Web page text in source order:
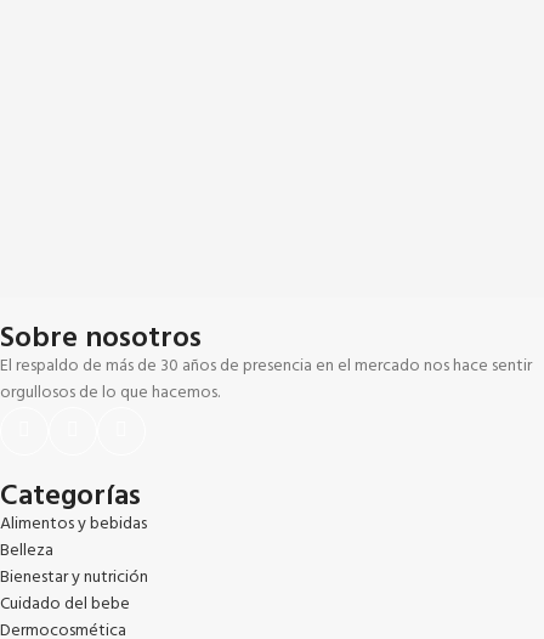
Sobre nosotros
El respaldo de más de 30 años de presencia en el mercado nos hace sentir
orgullosos de lo que hacemos.
Categorías
Alimentos y bebidas
Belleza
Bienestar y nutrición
Cuidado del bebe
Dermocosmética